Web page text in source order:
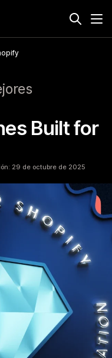
Built for
29 de octubre de 2025